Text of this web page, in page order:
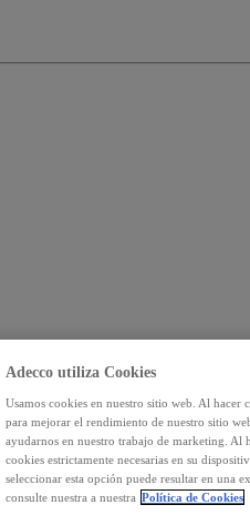
Adecco utiliza Cookies
Usamos cookies en nuestro sitio web. Al hacer
para mejorar el rendimiento de nuestro sitio
ayudarnos en nuestro trabajo de marketing. Al
cookies estrictamente necesarias en su
seleccionar esta opción puede resultar en una
consulte nuestra a nuestra Política de Cookies